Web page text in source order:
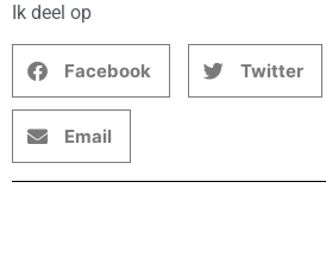
Ik deel op
Facebook Twitter
Email